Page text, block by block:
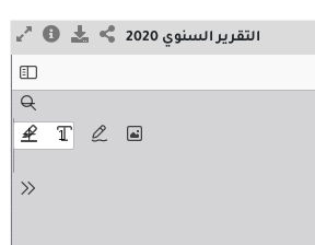
التقرير السنوي 2020